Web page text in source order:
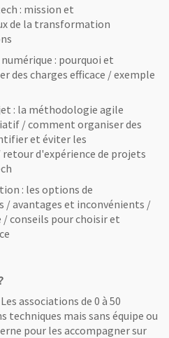
: mission et
de la transformation
: pourquoi et
des charges efficace / exemple
: la méthodologie agile
/ comment organiser des
et éviter les
d'expérience de projets
: les options de
/ avantages et inconvénients /
conseils pour choisir et
associations de 0 à 50
techniques mais sans équipe ou
pour les accompagner sur